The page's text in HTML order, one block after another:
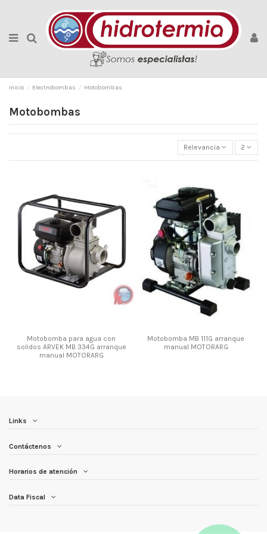
Inicio Electrobombas Motobombas
Motobombas
Relevancia 2
Motobomba para agua con
solidos ARVEK MB 334G arranque
manual MOTORARG
Motobomba MB 111G arranque
manual MOTORARG
Links
Contáctenos
Horarios de atención
Data Fiscal